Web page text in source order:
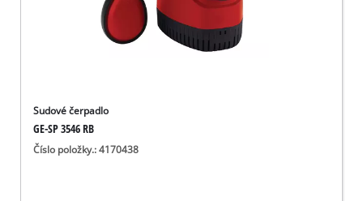
Sudové čerpadlo
GE-SP 3546 RB
Číslo položky.: 4170438